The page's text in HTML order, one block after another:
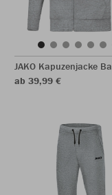
JAKO Kapuzenjacke
ab 39,99 €